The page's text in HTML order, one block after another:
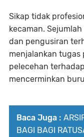
Sikap tidak
kecaman.
dan pengusiran
menjalankan
pelecehan
mencerminkan
Baca Juga :
BAGI BAGI